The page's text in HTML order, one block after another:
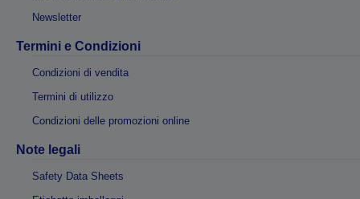
Newsletter
Termini e Condizioni
Condizioni di vendita
Termini di utilizzo
Condizioni delle promozioni online
Note legali
Safety Data Sheets